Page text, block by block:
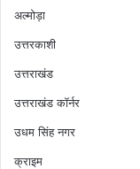
अल्मोड़ा
उत्तरकाशी
उत्तराखंड
उत्तराखंड कॉर्नर
उधम सिंह नगर
क्राइम